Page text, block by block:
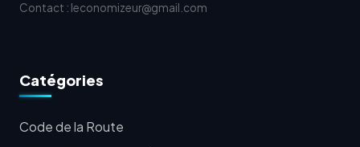
Contact : leconomizeur@gmail.com
Catégories
Code de la Route